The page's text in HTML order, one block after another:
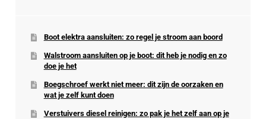
Boot elektra aansluiten: zo regel je stroom aan boord
Walstroom aansluiten op je boot: dit heb je nodig en zo
doe je het
Boegschroef werkt niet meer: dit zijn de oorzaken en
wat je zelf kunt doen
Verstuivers diesel reinigen: zo pak je het zelf aan op je